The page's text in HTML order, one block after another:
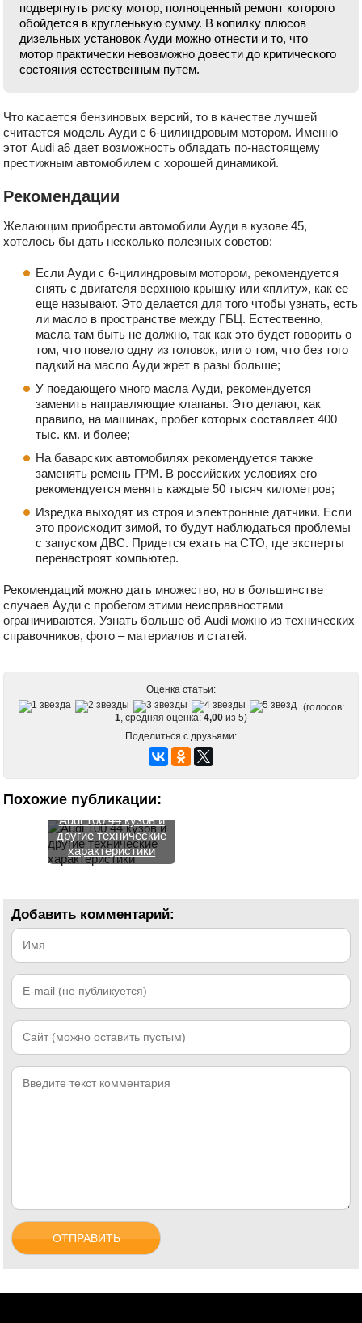
подвергнуть риску мотор, полноценный ремонт которого
обойдется в кругленькую сумму. В копилку плюсов
дизельных установок Ауди можно отнести и то, что
мотор практически невозможно довести до критического
состояния естественным путем.
Что касается бензиновых версий, то в качестве лучшей
считается модель Ауди с 6-цилиндровым мотором. Именно
этот Audi a6 дает возможность обладать по-настоящему
престижным автомобилем с хорошей динамикой.
Рекомендации
Желающим приобрести автомобили Ауди в кузове 45,
хотелось бы дать несколько полезных советов:
Если Ауди с 6-цилиндровым мотором, рекомендуется
снять с двигателя верхнюю крышку или «плиту», как ее
еще называют. Это делается для того чтобы узнать, есть
ли масло в пространстве между ГБЦ. Естественно,
масла там быть не должно, так как это будет говорить о
том, что повело одну из головок, или о том, что без того
падкий на масло Ауди жрет в разы больше;
У поедающего много масла Ауди, рекомендуется
заменить направляющие клапаны. Это делают, как
правило, на машинах, пробег которых составляет 400
тыс. км. и более;
На баварских автомобилях рекомендуется также
заменять ремень ГРМ. В российских условиях его
рекомендуется менять каждые 50 тысяч километров;
Изредка выходят из строя и электронные датчики. Если
это происходит зимой, то будут наблюдаться проблемы
с запуском ДВС. Придется ехать на СТО, где эксперты
перенастроят компьютер.
Рекомендаций можно дать множество, но в большинстве
случаев Ауди с пробегом этими неисправностями
ограничиваются. Узнать больше об Audi можно из технических
справочников, фото – материалов и статей.
Оценка статьи:
(голосов:
1, средняя оценка: 4,00 из 5)
Поделиться с друзьями:
Похожие публикации:
Audi 100 44 кузов и
другие технические
характеристики
Добавить комментарий: